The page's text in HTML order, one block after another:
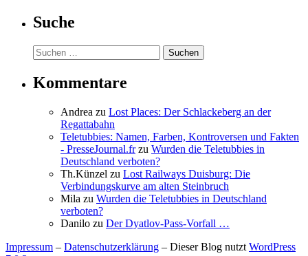
Suche
Suchen
nach:
Kommentare
Andrea zu Lost Places: Der Schlackeberg an der
Regattabahn
Teletubbies: Namen, Farben, Kontroversen und Fakten
- PresseJournal.frzu Wurden die Teletubbies in
Deutschland verboten?
Th.Künzel zu Lost Railways Duisburg: Die
Verbindungskurve am alten Steinbruch
Mila zu Wurden die Teletubbies in Deutschland
verboten?
Danilo zu Der Dyatlov-Pass-Vorfall …
Impressum – Datenschutzerklärung – Dieser Blog nutzt WordPress